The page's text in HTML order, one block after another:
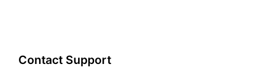
Contact Support